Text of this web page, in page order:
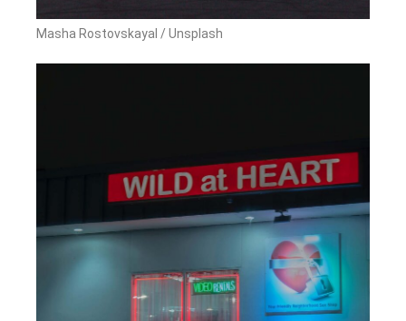
Masha Rostovskayal / Unsplash